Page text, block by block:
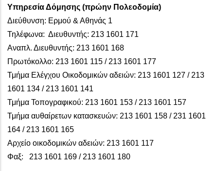
Υπηρεσία Δόμησης (πρώην Πολεοδομία)
Διεύθυνση: Ερμού & Αθηνάς 1
Τηλέφωνα: Διευθυντής: 213 1601 171
Αναπλ. Διευθυντής: 213 1601 168
Πρωτόκολλο: 213 1601 115 / 213 1601 177
Τμήμα Ελέγχου Οικοδομικών αδειών: 213 1601 127 / 213
1601 134 / 213 1601 141
Τμήμα Τοπογραφικού: 213 1601 153 / 213 1601 157
Τμήμα αυθαίρετων κατασκευών: 213 1601 158 / 231 1601
164 / 213 1601 165
Αρχείο οικοδομικών αδειών: 213 1601 117
Φαξ: 213 1601 169 / 213 1601 180